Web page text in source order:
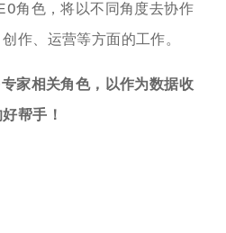
角色，将以不同角度去协作
作、运营等方面的工作。
家相关角色，以作为数据收
帮手！